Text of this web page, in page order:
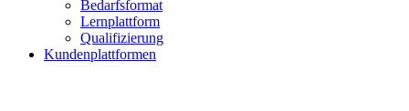
Bedarfsformat
Lernplattform
Qualifizierung
Kundenplattformen